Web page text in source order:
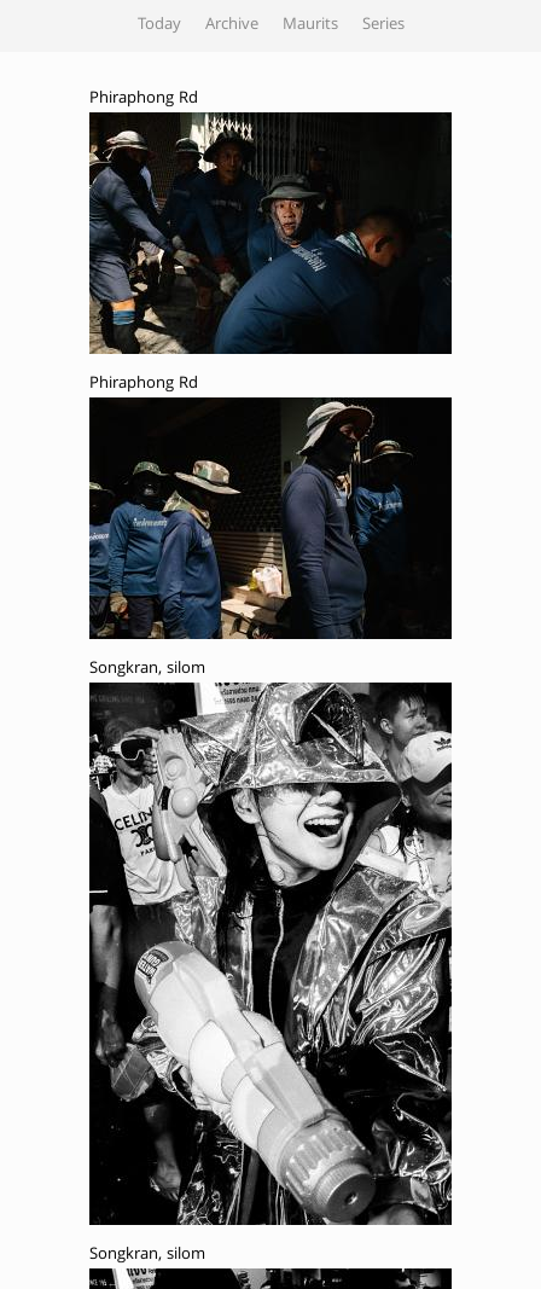
Today Archive Maurits Series
Phiraphong Rd
Phiraphong Rd
Songkran, silom
Songkran, silom